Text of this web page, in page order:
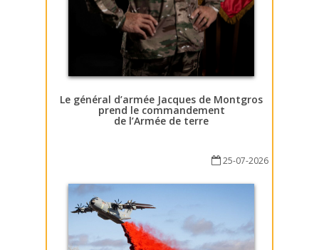
Le général d’armée Jacques de Montgros
prend le commandement
de l’Armée de terre
25-07-2026